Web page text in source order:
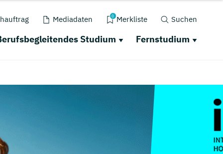
Mediadaten 0 Merkliste Suchen
Studium Fernstudium